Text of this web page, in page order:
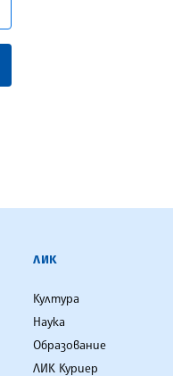
ЛИК
Култура
Наука
Образование
ЛИК Куриер